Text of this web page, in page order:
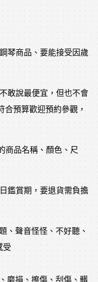
琴商品、要能接受因歲
敢說最便宜，但也不會
合預算歡迎預約參觀，
商品名稱、顏色、尺
鑑賞期，要退貨需負擔
、聲音怪怪、不好聽、
受
磨損、擦傷、刮傷、髒